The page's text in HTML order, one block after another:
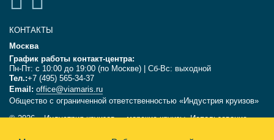
КОНТАКТЫ
Москва
График работы контакт-центра:
Пн-Пт: с 10:00 до 19:00 (по Москве) | Сб-Вс: выходной
Тел.:+7 (495) 565-34-37
Email: office@viamaris.ru
Общество с ограниченной ответственностью «Индустрия круизов»
© 2026, «Индустрия круизов» - морские круизы. Использование